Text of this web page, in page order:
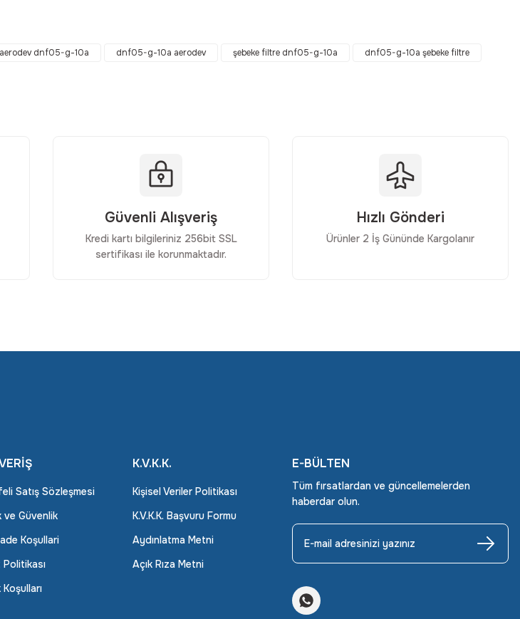
aerodev dnf05-g-10a dnf05-g-10a aerodev şebeke filtre dnf05-g-10a dnf05-g-10a şebeke filtre
Güvenli Alışveriş
Kredi kartı bilgileriniz 256bit SSL
sertifikası ile korunmaktadır.
Hızlı Gönderi
Ürünler 2 İş Gününde Kargolanır
Satış Sözleşmesi
ve Güvenlik
Koşullari
K.V.K.K.
Kişisel Veriler Politikası
K.V.K.K. Başvuru Formu
Aydınlatma Metni
Açık Rıza Metni
E-BÜLTEN
Tüm fırsatlardan ve güncellemelerden
haberdar olun.